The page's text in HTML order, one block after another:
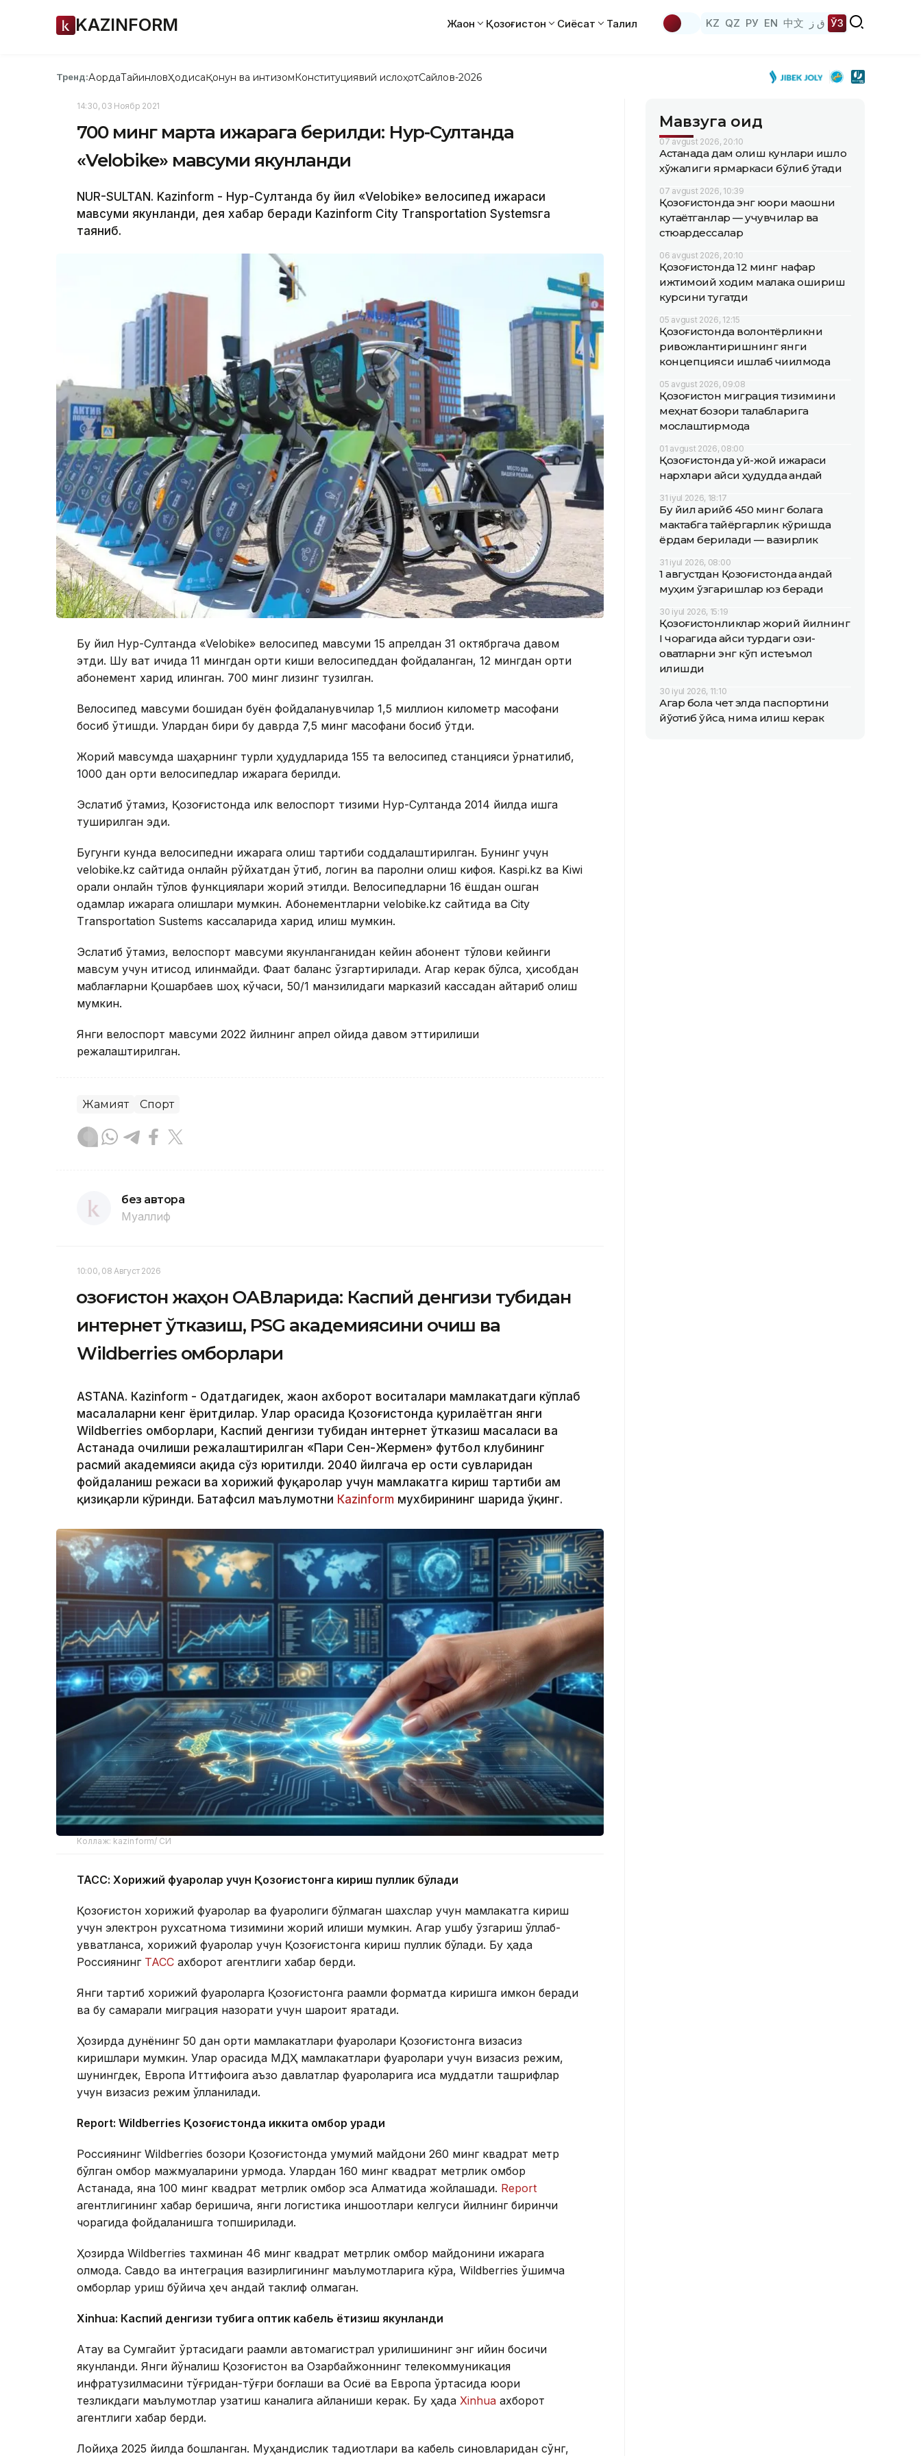
KAZINFORM Жаҳон Қозоғистон Сиёсат Таҳлил KZ QZ РУ EN 中文 ق ز ЎЗ
Тренд:АқордаТайинловҲодисаҚонун ва интизомКонституциявий ислоҳотСайлов-2026
14:30, 03 Ноябр 2021
700 минг марта ижарага берилди: Нур-Султанда
«Velobike» мавсуми якунланди
NUR-SULTAN. Kazinform - Нур-Султанда бу йил «Velobike» велосипед ижараси
мавсуми якунланди, дея хабар беради Kazinform City Тransportation Systemsга
таяниб.
Бу йил Нур-Султанда «Velobike» велосипед мавсуми 15 апрелдан 31 октябргача давом
этди. Шу вақт ичида 11 мингдан ортиқ киши велосипеддан фойдаланган, 12 мингдан ортиқ
абонемент харид қилинган. 700 минг лизинг тузилган.
Велосипед мавсуми бошидан буён фойдаланувчилар 1,5 миллион километр масофани
босиб ўтишди. Улардан бири бу даврда 7,5 минг масофани босиб ўтди.
Жорий мавсумда шаҳарнинг турли ҳудудларида 155 та велосипед станцияси ўрнатилиб,
1000 дан ортиқ велосипедлар ижарага берилди.
Эслатиб ўтамиз, Қозоғистонда илк велоспорт тизими Нур-Султанда 2014 йилда ишга
туширилган эди.
Бугунги кунда велосипедни ижарага олиш тартиби соддалаштирилган. Бунинг учун
velobike.kz сайтида онлайн рўйхатдан ўтиб, логин ва паролни олиш кифоя. Кaspi.kz ва Kiwi
орқали онлайн тўлов функциялари жорий этилди. Велосипедларни 16 ёшдан ошган
одамлар ижарага олишлари мумкин. Абонементларни velobike.kz сайтида ва City
Тransportation Sustems кассаларида харид қилиш мумкин.
Эслатиб ўтамиз, велоспорт мавсуми якунланганидан кейин абонент тўлови кейинги
мавсум учун иқтисод қилинмайди. Фақат баланс ўзгартирилади. Aгар керак бўлса, ҳисобдан
маблағларни Қошқарбаев шоҳ кўчаси, 50/1 манзилидаги марказий кассадан қайтариб олиш
мумкин.
Янги велоспорт мавсуми 2022 йилнинг апрел ойида давом эттирилиши
режалаштирилган.
Жамият Спорт
без автора
Муаллиф
10:00, 08 Август 2026
Қозоғистон жаҳон ОАВларида: Каспий денгизи тубидан
интернет ўтказиш, PSG академиясини очиш ва
Wildberries омборлари
ASTANА. Кazinform - Одатдагидек, жаҳон ахборот воситалари мамлакатдаги кўплаб
масалаларни кенг ёритдилар. Улар орасида Қозоғистонда қурилаётган янги
Wildberries омборлари, Каспий денгизи тубидан интернет ўтказиш масаласи ва
Астанада очилиши режалаштирилган «Пари Сен-Жермен» футбол клубининг
расмий академияси ҳақида сўз юритилди. 2040 йилгача ер ости сувларидан
фойдаланиш режаси ва хорижий фуқаролар учун мамлакатга кириш тартиби ҳам
қизиқарли кўринди. Батафсил маълумотни Кazinform мухбирининг шарҳида ўқинг.
Коллаж: kazinform/ СИ
ТАСС: Хорижий фуқаролар учун Қозоғистонга кириш пуллик бўлади
Қозоғистон хорижий фуқаролар ва фуқаролиги бўлмаган шахслар учун мамлакатга кириш
учун электрон рухсатнома тизимини жорий қилиши мумкин. Агар ушбу ўзгариш қўллаб-
қувватланса, хорижий фуқаролар учун Қозоғистонга кириш пуллик бўлади. Бу ҳақда
Россиянинг ТАСС ахборот агентлиги хабар берди.
Янги тартиб хорижий фуқароларга Қозоғистонга рақамли форматда киришга имкон беради
ва бу самарали миграция назорати учун шароит яратади.
Ҳозирда дунёнинг 50 дан ортиқ мамлакатлари фуқаролари Қозоғистонга визасиз
киришлари мумкин. Улар орасида МДҲ мамлакатлари фуқаролари учун визасиз режим,
шунингдек, Европа Иттифоқига аъзо давлатлар фуқароларига қисқа муддатли ташрифлар
учун визасиз режим қўлланилади.
Report: Wildberries Қозоғистонда иккита омбор қуради
Россиянинг Wildberries бозори Қозоғистонда умумий майдони 260 минг квадрат метр
бўлган омбор мажмуаларини қурмоқда. Улардан 160 минг квадрат метрлик омбор
Астанада, яна 100 минг квадрат метрлик омбор эса Алматида жойлашади. Report
агентлигининг хабар беришича, янги логистика иншоотлари келгуси йилнинг биринчи
чорагида фойдаланишга топширилади.
Ҳозирда Wildberries тахминан 46 минг квадрат метрлик омбор майдонини ижарага
олмоқда. Савдо ва интеграция вазирлигининг маълумотларига кўра, Wildberries қўшимча
омборлар қуриш бўйича ҳеч қандай таклиф олмаган.
Xinhuа: Каспий денгизи тубига оптик кабель ётқизиш якунланди
Ақтау ва Сумгайит ўртасидаги рақамли автомагистрал қурилишининг энг қийин босқичи
якунланди. Янги йўналиш Қозоғистон ва Озарбайжоннинг телекоммуникация
инфратузилмасини тўғридан-тўғри боғлаши ва Осиё ва Европа ўртасида юқори
тезликдаги маълумотлар узатиш каналига айланиши керак. Бу ҳақда Xinhua ахборот
агентлиги хабар берди.
Лойиҳа 2025 йилда бошланган. Муҳандислик тадқиқотлари ва кабель синовларидан сўнг,
Мавзуга оид
07 avgust 2026, 20:10
Астанада дам олиш кунлари қишлоқ
хўжалиги ярмаркаси бўлиб ўтади
07 avgust 2026, 10:39
Қозоғистонда энг юқори маошни
кутаётганлар — учувчилар ва
стюардессалар
06 avgust 2026, 20:10
Қозоғистонда 12 минг нафар
ижтимоий ходим малака ошириш
курсини тугатди
05 avgust 2026, 12:15
Қозоғистонда волонтёрликни
ривожлантиришнинг янги
концепцияси ишлаб чиқилмоқда
05 avgust 2026, 09:08
Қозоғистон миграция тизимини
меҳнат бозори талабларига
мослаштирмоқда
01 avgust 2026, 08:00
Қозоғистонда уй-жой ижараси
нархлари қайси ҳудудда қандай
31 iyul 2026, 18:17
Бу йил қарийб 450 минг болага
мактабга тайёргарлик кўришда
ёрдам берилади — вазирлик
31 iyul 2026, 08:00
1 августдан Қозоғистонда қандай
муҳим ўзгаришлар юз беради
30 iyul 2026, 15:19
Қозоғистонликлар жорий йилнинг
I чорагида қайси турдаги озиқ-
овқатларни энг кўп истеъмол
қилишди
30 iyul 2026, 11:10
Агар бола чет элда паспортини
йўқотиб қўйса, нима қилиш керак